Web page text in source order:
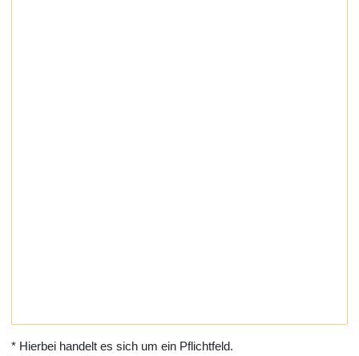
* Hierbei handelt es sich um ein Pflichtfeld.